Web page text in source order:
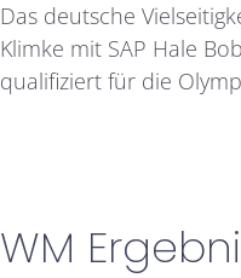
Das deutsche
Klimke mit SAP Hale
qualifiziert für die
WM